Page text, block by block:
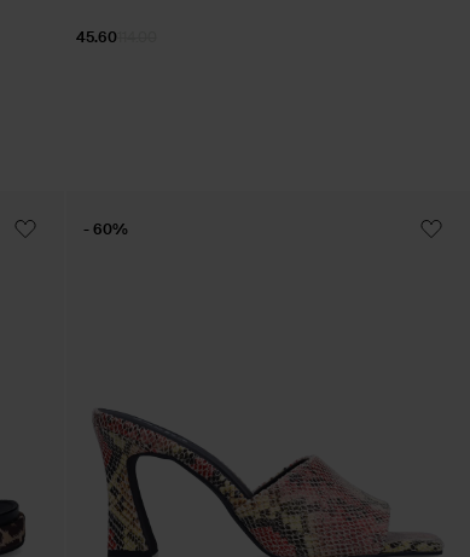
114.00
45.60
- 60%